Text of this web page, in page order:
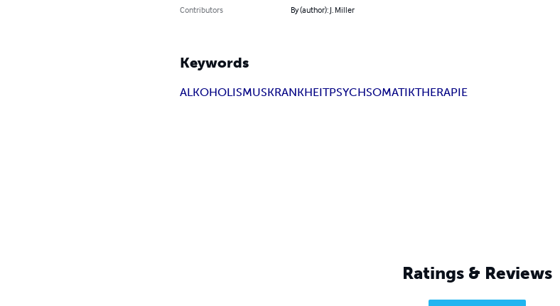
Contributors
By (author): J. Miller
Keywords
ALKOHOLISMUSKRANKHEITPSYCHSOMATIKTHERAPIE
Ratings & Reviews